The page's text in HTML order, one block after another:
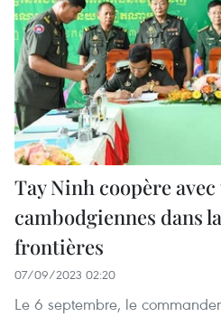
Tay Ninh coopère
cambodgiennes dans
frontières
07/09/2023 02:20
Le 6 septembre, le